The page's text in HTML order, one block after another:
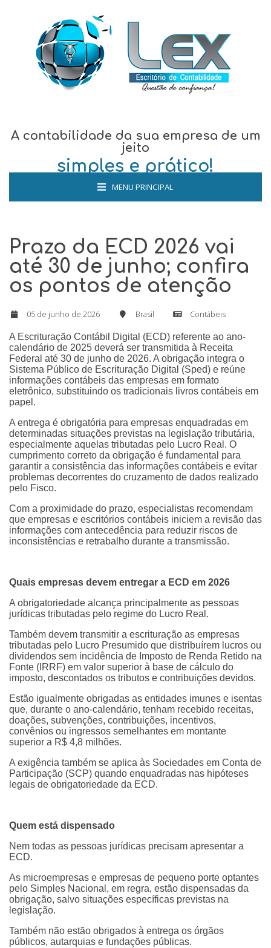
A contabilidade da sua empresa de um
jeito
simples e prático!
MENU PRINCIPAL
Prazo da ECD 2026 vai
até 30 de junho; confira
os pontos de atenção
05 de junho de 2026 Brasil Contábeis
A Escrituração Contábil Digital (ECD) referente ao ano-
calendário de 2025 deverá ser transmitida à Receita
Federal até 30 de junho de 2026. A obrigação integra o
Sistema Público de Escrituração Digital (Sped) e reúne
informações contábeis das empresas em formato
eletrônico, substituindo os tradicionais livros contábeis em
papel.
A entrega é obrigatória para empresas enquadradas em
determinadas situações previstas na legislação tributária,
especialmente aquelas tributadas pelo Lucro Real. O
cumprimento correto da obrigação é fundamental para
garantir a consistência das informações contábeis e evitar
problemas decorrentes do cruzamento de dados realizado
pelo Fisco.
Com a proximidade do prazo, especialistas recomendam
que empresas e escritórios contábeis iniciem a revisão das
informações com antecedência para reduzir riscos de
inconsistências e retrabalho durante a transmissão.
Quais empresas devem entregar a ECD em 2026
A obrigatoriedade alcança principalmente as pessoas
jurídicas tributadas pelo regime do Lucro Real.
Também devem transmitir a escrituração as empresas
tributadas pelo Lucro Presumido que distribuírem lucros ou
dividendos sem incidência de Imposto de Renda Retido na
Fonte (IRRF) em valor superior à base de cálculo do
imposto, descontados os tributos e contribuições devidos.
Estão igualmente obrigadas as entidades imunes e isentas
que, durante o ano-calendário, tenham recebido receitas,
doações, subvenções, contribuições, incentivos,
convênios ou ingressos semelhantes em montante
superior a R$ 4,8 milhões.
A exigência também se aplica às Sociedades em Conta de
Participação (SCP) quando enquadradas nas hipóteses
legais de obrigatoriedade da ECD.
Quem está dispensado
Nem todas as pessoas jurídicas precisam apresentar a
ECD.
As microempresas e empresas de pequeno porte optantes
pelo Simples Nacional, em regra, estão dispensadas da
obrigação, salvo situações específicas previstas na
legislação.
Também não estão obrigados à entrega os órgãos
públicos, autarquias e fundações públicas.